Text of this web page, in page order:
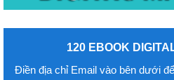
120 EBOOK
Điền địa chỉ Email vào bên dưới